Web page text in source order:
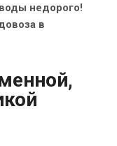
недорого!
в